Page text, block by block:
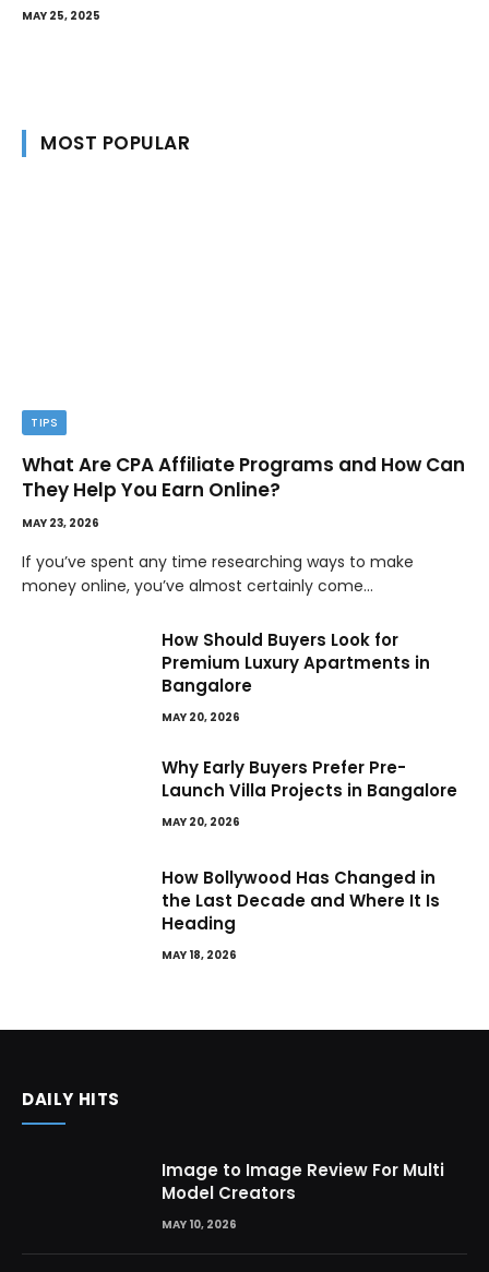
MAY 25, 2025
MOST POPULAR
TIPS
What Are CPA Affiliate Programs and How Can
They Help You Earn Online?
MAY 23, 2026
If you’ve spent any time researching ways to make
money online, you’ve almost certainly come…
How Should Buyers Look for
Premium Luxury Apartments in
Bangalore
MAY 20, 2026
Why Early Buyers Prefer Pre-
Launch Villa Projects in Bangalore
MAY 20, 2026
How Bollywood Has Changed in
the Last Decade and Where It Is
Heading
MAY 18, 2026
DAILY HITS
Image to Image Review For Multi
Model Creators
MAY 10, 2026